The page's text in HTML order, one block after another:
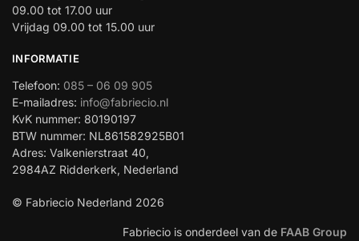
09.00 tot 17.00 uur
Vrijdag 09.00 tot 15.00 uur
INFORMATIE
Telefoon: 085 – 06 09 905
E-mailadres: info@fabriecio.nl
KvK nummer: 80190197
BTW nummer: NL861582925B01
Adres: Valkenierstraat 40,
2984AZ Ridderkerk, Nederland
© Fabriecio Nederland 2026
Fabriecio is onderdeel van de FAAB Group